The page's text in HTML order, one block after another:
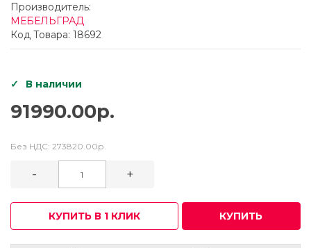
Производитель:
МЕБЕЛЬГРАД
Код Товара: 18692
В наличии
91990.00р.
Без НДС: 273820.00р.
- +
КУПИТЬ В 1 КЛИК КУПИТЬ